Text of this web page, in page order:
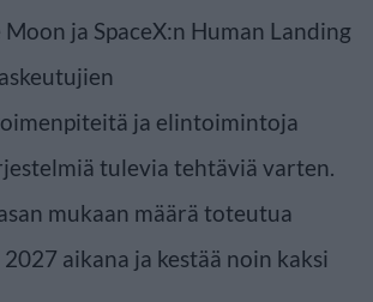
ja SpaceX:n Human Landing
ja elintoimintoja
tulevia tehtäviä varten.
mukaan määrä toteutua
aikana ja kestää noin kaksi